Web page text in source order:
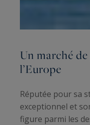
Un marché
l’Europe
Réputée pour sa
exceptionnel et
figure parmi les